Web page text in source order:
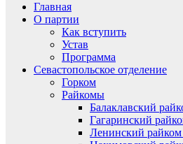
Главная
О партии
Как вступить
Устав
Программа
Севастопольское отделение
Горком
Райкомы
Балаклавский
Гагаринский
Ленинский